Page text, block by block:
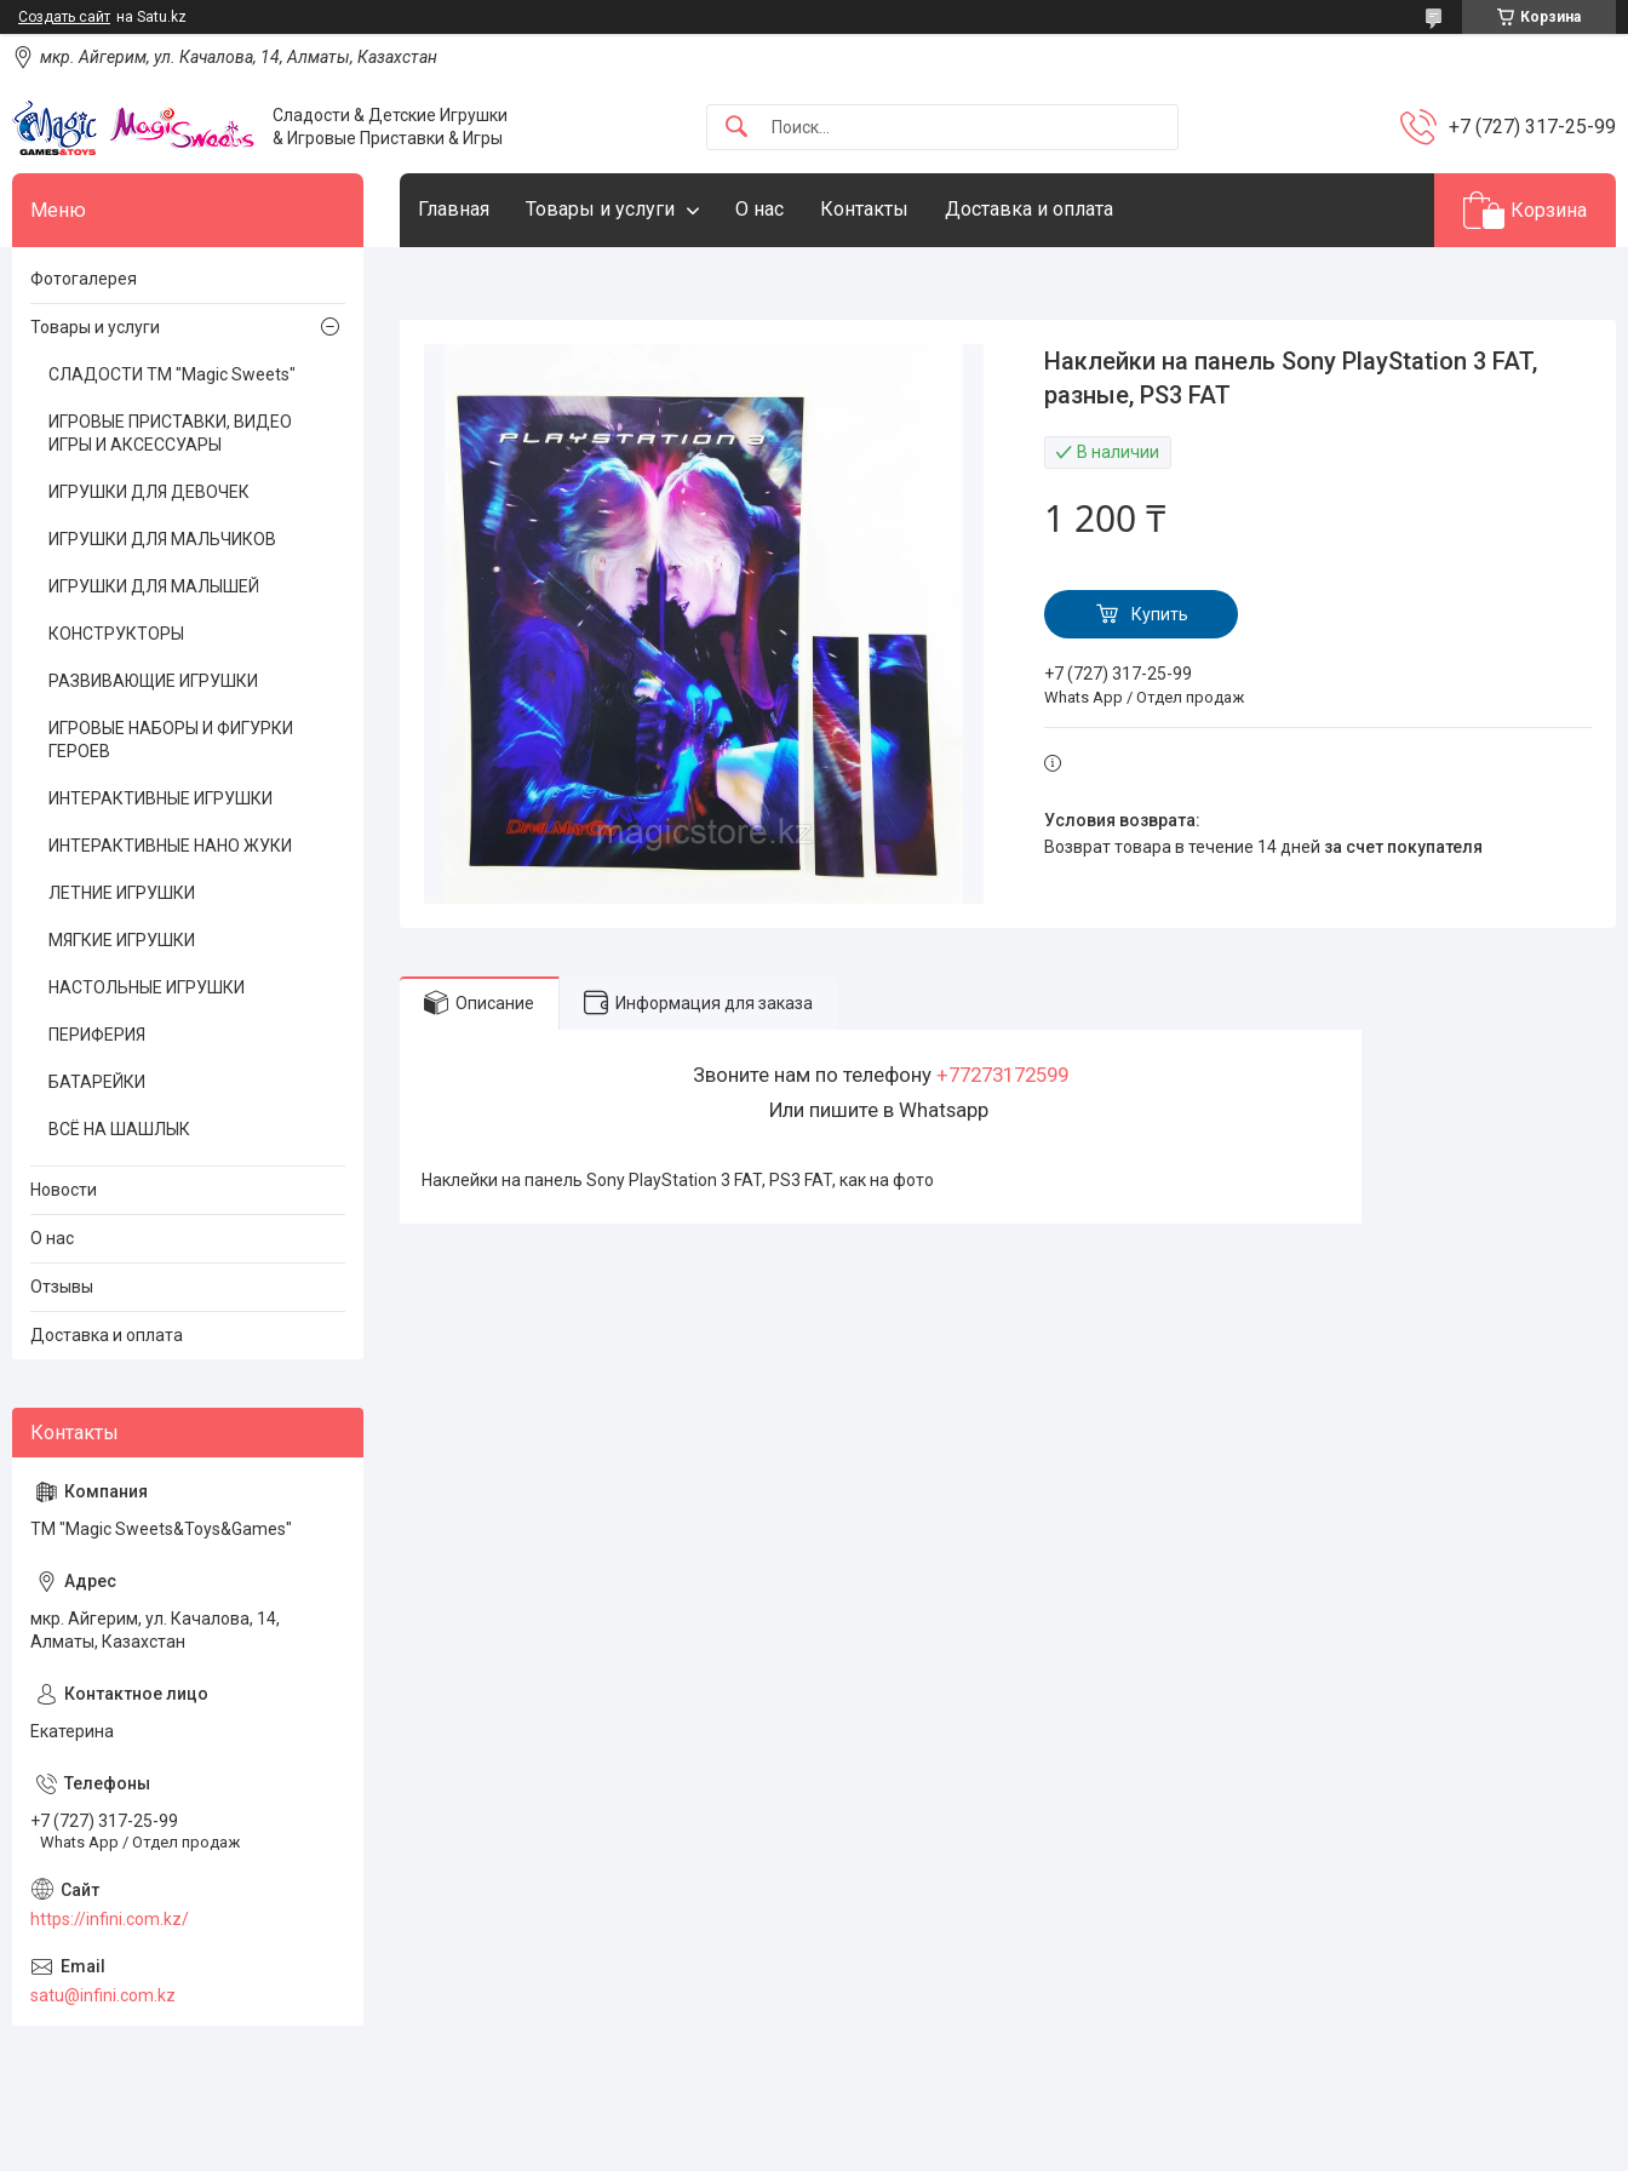
Создать сайт на Satu.kz Корзина
мкр. Айгерим, ул. Качалова, 14, Алматы, Казахстан
Сладости & Детские Игрушки
& Игровые Приставки & Игры
+7 (727) 317-25-99
Главная Товары и услуги О нас Контакты Доставка и оплата Корзина
Наклейки на панель Sony PlayStation 3 FAT,
разные, PS3 FAT
В наличии
1 200 ₸
Купить
+7 (727) 317-25-99
Whats App / Отдел продаж
возврат товара в течение 14 дней за счет покупателя
Описание Информация для заказа
Звоните нам по телефону +77273172599
Или пишите в Whatsapp
Наклейки на панель Sony PlayStation 3 FAT, PS3 FAT, как на фото
Фотогалерея
Товары и услуги
СЛАДОСТИ ТМ "Magic Sweets"
ИГРОВЫЕ ПРИСТАВКИ, ВИДЕО
ИГРЫ И АКСЕССУАРЫ
ИГРУШКИ ДЛЯ ДЕВОЧЕК
ИГРУШКИ ДЛЯ МАЛЬЧИКОВ
ИГРУШКИ ДЛЯ МАЛЫШЕЙ
КОНСТРУКТОРЫ
РАЗВИВАЮЩИЕ ИГРУШКИ
ИГРОВЫЕ НАБОРЫ И ФИГУРКИ
ГЕРОЕВ
ИНТЕРАКТИВНЫЕ ИГРУШКИ
ИНТЕРАКТИВНЫЕ НАНО ЖУКИ
ЛЕТНИЕ ИГРУШКИ
МЯГКИЕ ИГРУШКИ
НАСТОЛЬНЫЕ ИГРУШКИ
ПЕРИФЕРИЯ
БАТАРЕЙКИ
ВСЁ НА ШАШЛЫК
Новости
О нас
Отзывы
Доставка и оплата
ТМ "Magic Sweets&Toys&Games"
мкр. Айгерим, ул. Качалова, 14,
Алматы, Казахстан
Екатерина
+7 (727) 317-25-99
Whats App / Отдел продаж
https://infini.com.kz/
satu@infini.com.kz